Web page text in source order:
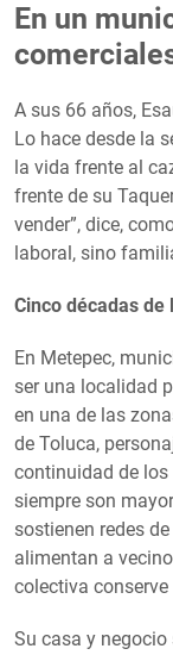
En un
A sus 66 años,
Lo hace desde la
la vida frente al
frente de su
vender”, dice,
laboral, sino
Cinco décadas
En Metepec,
ser una localidad
en una de las
de Toluca,
continuidad de
siempre son
sostienen redes
alimentan a
colectiva conserve
Su casa y